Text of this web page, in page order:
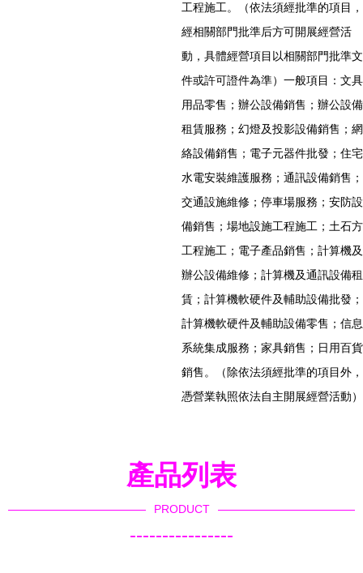
工程施工。（依法須經批準的項目，
經相關部門批準后方可開展經營活
動，具體經營項目以相關部門批準文
件或許可證件為準）一般項目：文具
用品零售；辦公設備銷售；辦公設備
租賃服務；幻燈及投影設備銷售；網
絡設備銷售；電子元器件批發；住宅
水電安裝維護服務；通訊設備銷售；
交通設施維修；停車場服務；安防設
備銷售；場地設施工程施工；土石方
工程施工；電子產品銷售；計算機及
辦公設備維修；計算機及通訊設備租
賃；計算機軟硬件及輔助設備批發；
計算機軟硬件及輔助設備零售；信息
系統集成服務；家具銷售；日用百貨
銷售。（除依法須經批準的項目外，
憑營業執照依法自主開展經營活動）
產品列表
PRODUCT
----------------